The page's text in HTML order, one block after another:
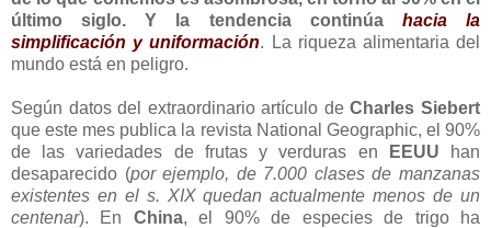
último siglo. Y la tendencia continúa
hacia la
simplificación y uniformación. La riqueza alimentaria del
mundo está en peligro.
Según datos del extraordinario artículo deCharles Siebert
que este mes publica la revista National Geographic, el 90%
de las variedades de frutas y verduras en
EEUU han
desaparecido (por ejemplo, de 7.000 clases de manzanas
existentes en el s. XIX quedan actualmente menos de un
centenar). En China, el 90% de especies de trigo ha